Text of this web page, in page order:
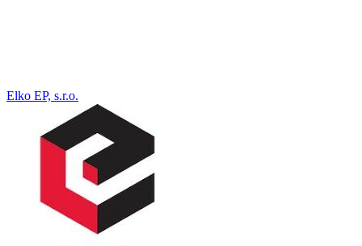
Elko EP, s.r.o.